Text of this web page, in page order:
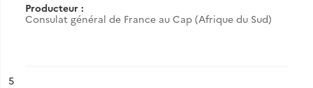
Producteur :
Consulat général de France au Cap (Afrique du Sud)
n°
5